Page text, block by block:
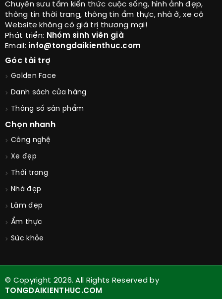
Chuyên sưu tầm kiến thức cuộc sống, hình ảnh đẹp,
thông tin thời trang, thông tin ẩm thực, nhà ở, xe cộ
Website không có giá trị thương mại!
Phát triển: Nhóm sinh viên già
Email: info@tongdaikienthuc.com
Góc tài trợ
Golden Face
Danh sách cửa hàng
Thông số sản phẩm
Chọn nhanh
Công nghệ
Xe đẹp
Thời trang
Nhà đẹp
Làm đẹp
Ẩm thực
Sức khỏe
© Copyright 2026. All Rights Reserved by
TONGDAIKIENTHUC.COM